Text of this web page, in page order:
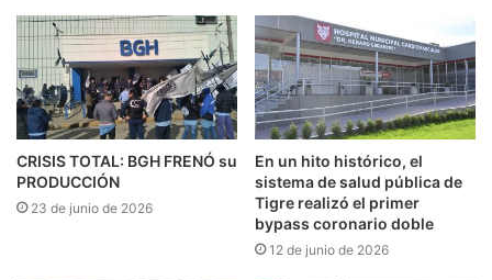
CRISIS TOTAL: BGH FRENÓ su
PRODUCCIÓN
23 de junio de 2026
En un hito histórico, el
sistema de salud pública de
Tigre realizó el primer
bypass coronario doble
12 de junio de 2026